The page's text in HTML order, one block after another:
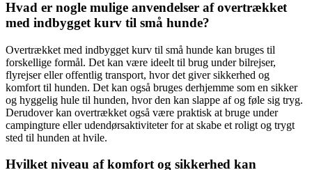
Hvad er nogle mulige anvendelser af overtrækket
med indbygget kurv til små hunde?
Overtrækket med indbygget kurv til små hunde kan bruges til
forskellige formål. Det kan være ideelt til brug under bilrejser,
flyrejser eller offentlig transport, hvor det giver sikkerhed og
komfort til hunden. Det kan også bruges derhjemme som en sikker
og hyggelig hule til hunden, hvor den kan slappe af og føle sig tryg.
Derudover kan overtrækket også være praktisk at bruge under
campingture eller udendørsaktiviteter for at skabe et roligt og trygt
sted til hunden at hvile.
Hvilket niveau af komfort og sikkerhed kan